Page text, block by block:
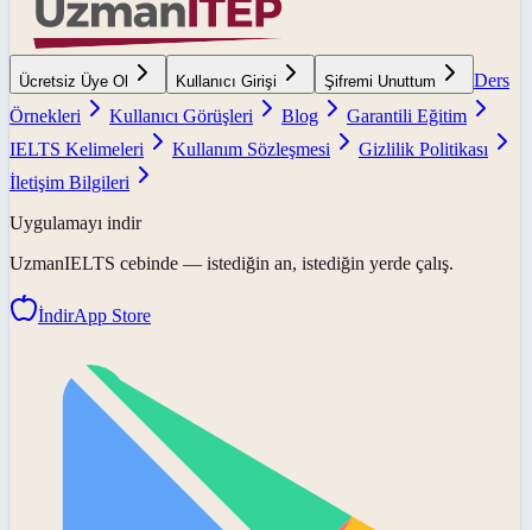
Ücretsiz Üye Ol Kullanıcı Girişi Şifremi Unuttum
Ders
Örnekleri
Kullanıcı Görüşleri Blog
Garantili Eğitim
IELTS Kelimeleri
Kullanım Sözleşmesi
Gizlilik Politikası
İletişim Bilgileri
Uygulamayı indir
UzmanIELTS cebinde — istediğin an, istediğin yerde çalış.
İndirApp Store